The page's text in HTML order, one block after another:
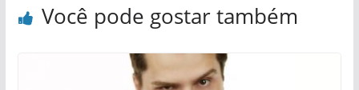
Você pode gostar também